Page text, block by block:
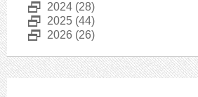
D 2024 (28)
D 2025 (44)
D 2026 (26)